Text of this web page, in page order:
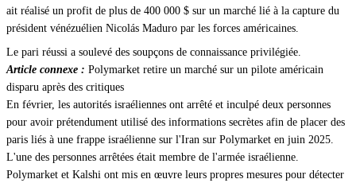
ait réalisé un profit de plus de 400 000 $ sur un marché lié à la capture du
président vénézuélien Nicolás Maduro par les forces américaines.
Le pari réussi a soulevé des soupçons de connaissance privilégiée.
Article connexe : Polymarket retire un marché sur un pilote américain
disparu après des critiques
En février, les autorités israéliennes ont arrêté et inculpé deux personnes
pour avoir prétendument utilisé des informations secrètes afin de placer des
paris liés à une frappe israélienne sur l'Iran sur Polymarket en juin 2025.
L'une des personnes arrêtées était membre de l'armée israélienne.
Polymarket et Kalshi ont mis en œuvre leurs propres mesures pour détecter